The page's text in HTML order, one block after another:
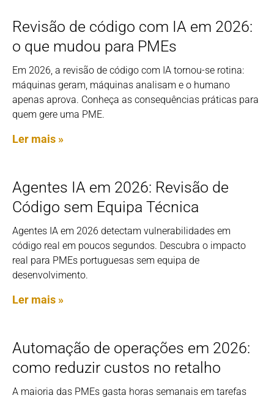
Revisão de código com IA em 2026:
o que mudou para PMEs
Em 2026, a revisão de código com IA tornou-se rotina:
máquinas geram, máquinas analisam e o humano
apenas aprova. Conheça as consequências práticas para
quem gere uma PME.
Ler mais »
Agentes IA em 2026: Revisão de
Código sem Equipa Técnica
Agentes IA em 2026 detectam vulnerabilidades em
código real em poucos segundos. Descubra o impacto
real para PMEs portuguesas sem equipa de
desenvolvimento.
Ler mais »
Automação de operações em 2026:
como reduzir custos no retalho
A maioria das PMEs gasta horas semanais em tarefas